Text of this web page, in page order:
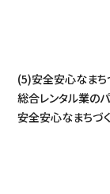
(5)安全安心なまち
総合レンタル業の
安全安心なまちづ